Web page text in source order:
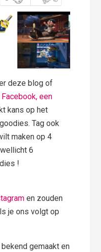
deze blog of
Facebook, een
kans op het
Tag ook
maken op 4
6
!
en zouden
je ons volgt op
gemaakt en